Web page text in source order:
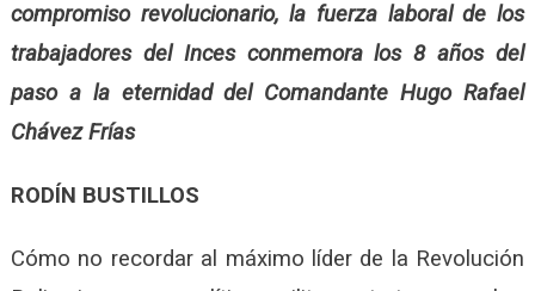
compromiso revolucionario, la fuerza laboral de los
trabajadores del Inces conmemora los 8 años del
paso a la eternidad del Comandante Hugo Rafael
Chávez Frías
RODÍN BUSTILLOS
Cómo no recordar al máximo líder de la Revolución